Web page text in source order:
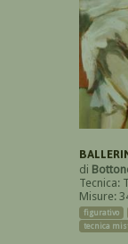
di
Tecnica:
Misure:
figurativo
tecnica